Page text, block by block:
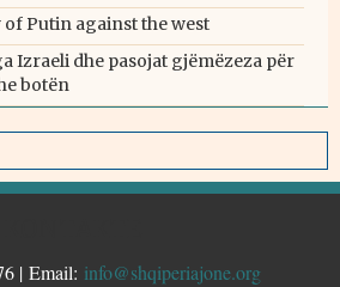
Putin against the west
Izraeli dhe pasojat gjëmëzeza për
botën
| Email: info@shqiperiajone.org